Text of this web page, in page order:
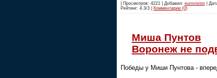
| Просмотров: 4221 | Добавил: eurovision |
Рейтинг: 4.3/3 | Комментарии (0)
Миша Пунтов
Воронеж не
Победы у Миши Пунтова -